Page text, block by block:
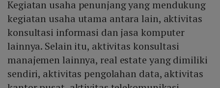
Kegiatan usaha penunjang yang mendukung
kegiatan usaha utama antara lain, aktivitas
konsultasi informasi dan jasa komputer
lainnya. Selain itu, aktivitas konsultasi
manajemen lainnya, real estate yang dimiliki
sendiri, aktivitas pengolahan data, aktivitas